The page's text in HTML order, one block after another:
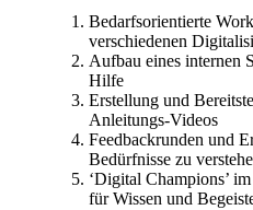
Bedarfsorientierte
verschiedenen
Aufbau eines internen
Hilfe
Erstellung und
Anleitungs-Videos
Feedbackrunden und
Bedürfnisse zu
‘Digital Champions’
für Wissen und